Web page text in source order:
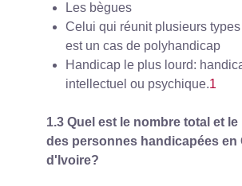
Les bègues
Celui qui réunit plusieurs
est un cas de polyhandicap
Handicap le plus lourd:
intellectuel ou psychique.1
1.3 Quel est le nombre total et
des personnes handicapées en
d'Ivoire?